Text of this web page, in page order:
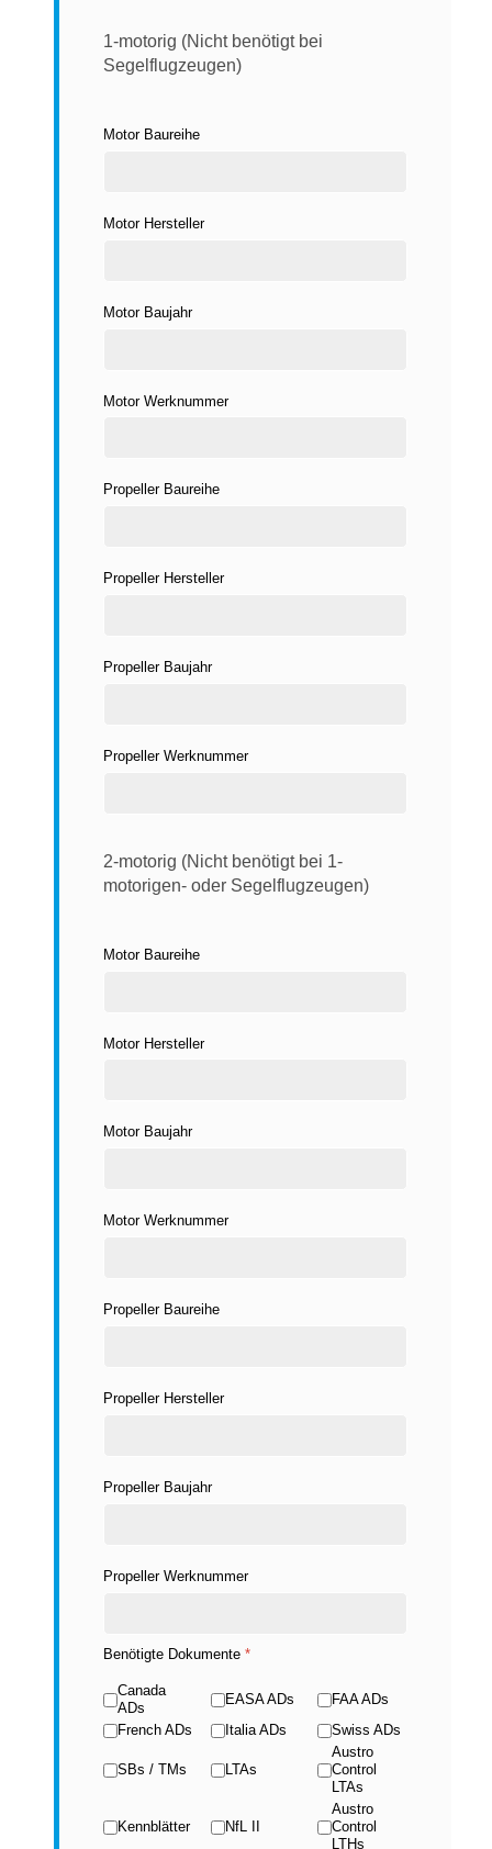
1-motorig (Nicht benötigt bei
Segelflugzeugen)
Motor Baureihe
Motor Hersteller
Motor Baujahr
Motor Werknummer
Propeller Baureihe
Propeller Hersteller
Propeller Baujahr
Propeller Werknummer
2-motorig (Nicht benötigt bei 1-
motorigen- oder Segelflugzeugen)
Motor Baureihe
Motor Hersteller
Motor Baujahr
Motor Werknummer
Propeller Baureihe
Propeller Hersteller
Propeller Baujahr
Propeller Werknummer
Benötigte Dokumente *
Canada
ADs
EASA ADs
FAA ADs
French ADs
Italia ADs Swiss ADs
SBs / TMs LTAs
Austro
Control
LTAs
Kennblätter NfL II
Austro
Control
LTHs